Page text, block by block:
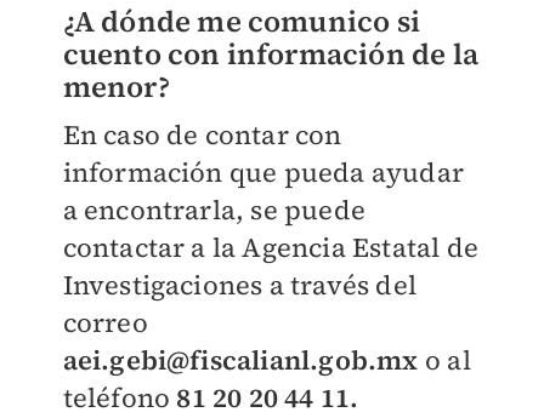
¿A dónde me comunico si
cuento con información de la
menor?
En caso de contar con
información que pueda ayudar
a encontrarla, se puede
contactar a la Agencia Estatal de
Investigaciones a través del
correo
aei.gebi@fiscalianl.gob.mx o al
teléfono 81 20 20 44 11.